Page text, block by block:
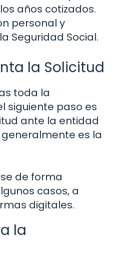
años cotizados.
personal y
Seguridad Social.
la Solicitud
toda la
siguiente paso es
ante la entidad
es la
de forma
casos, a
digitales.
la